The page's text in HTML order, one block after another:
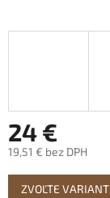
24 €
19,51 € bez DPH
Jednotková
cena:
ZVOĽTE VARIANT